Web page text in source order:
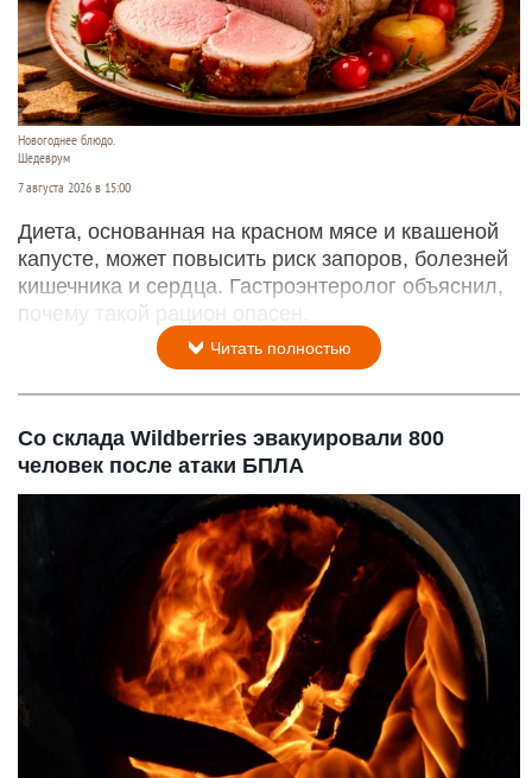
Новогоднее блюдо.
Шедеврум
7 августа 2026 в 15:00
Диета, основанная на красном мясе и квашеной
капусте, может повысить риск запоров, болезней
кишечника и сердца. Гастроэнтеролог объяснил,
почему такой рацион опасен.
Читать полностью
Со склада Wildberries эвакуировали 800
человек после атаки БПЛА